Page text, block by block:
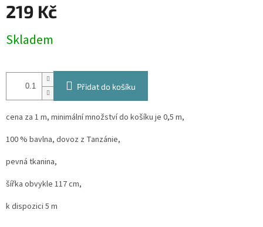
219 Kč
cena:
Skladem
Přidat do košíku
cena za 1 m, minimální množství do košíku je 0,5 m,
100 % bavlna, dovoz z Tanzánie,
pevná tkanina,
šířka obvykle 117 cm,
k dispozici 5 m